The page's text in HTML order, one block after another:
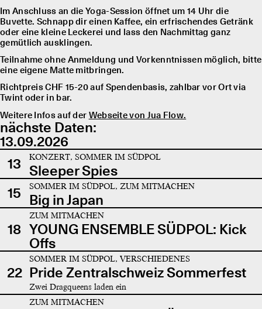
Im Anschluss an die Yoga-Session öffnet um 14 Uhr die
Buvette. Schnapp dir einen Kaffee, ein erfrischendes Getränk
oder eine kleine Leckerei und lass den Nachmittag ganz
gemütlich ausklingen.
Teilnahme ohne Anmeldung und Vorkenntnissen möglich, bitte
eine eigene Matte mitbringen.
Richtpreis CHF 15-20 auf Spendenbasis, zahlbar vor Ort via
Twint oder in bar.
Weitere Infos auf der Webseite von Jua Flow.
nächste Daten:
13.09.2026
13
KONZERT, SOMMER IM SÜDPOL
Sleeper Spies
15
SOMMER IM SÜDPOL, ZUM MITMACHEN
Big in Japan
18
ZUM MITMACHEN
YOUNG ENSEMBLE SÜDPOL: Kick
Offs
22
SOMMER IM SÜDPOL, VERSCHIEDENES
Pride Zentralschweiz Sommerfest
Zwei Dragqueens laden ein
ZUM MITMACHEN